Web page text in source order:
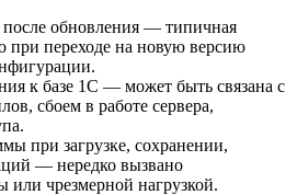
после обновления — типичная
при переходе на новую версию
к базе 1С — может быть связана с
сбоем в работе сервера,
при загрузке, сохранении,
— нередко вызвано
или чрезмерной нагрузкой.